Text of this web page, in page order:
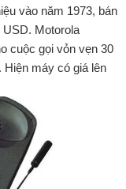
vào năm 1973, bán
Motorola
cuộc gọi vỏn vẹn 30
máy có giá lên